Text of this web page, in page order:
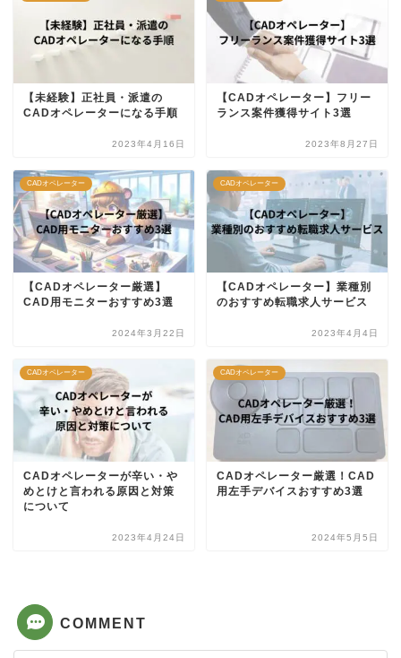
【未経験】正社員・派遣の
CADオペレーターになる手順
2023年4月16日
【CADオペレーター】フリー
ランス案件獲得サイト3選
2023年8月27日
CADオペレーター
【CADオペレーター厳選】
CAD用モニターおすすめ3選
2024年3月22日
CADオペレーター
【CADオペレーター】業種別
のおすすめ転職求人サービス
2023年4月4日
CADオペレーター
CADオペレーターが辛い・や
めとけと言われる原因と対策
について
2023年4月24日
CADオペレーター
CADオペレーター厳選！CAD
用左手デバイスおすすめ3選
2024年5月5日
COMMENT